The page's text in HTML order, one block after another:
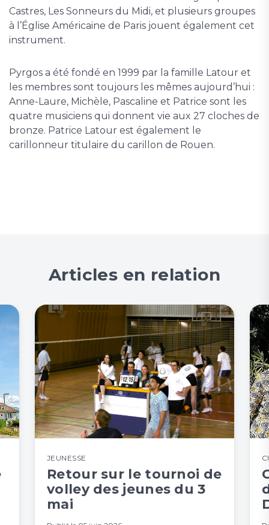
Castres, Les Sonneurs du Midi, et plusieurs groupes
à l’Église Américaine de Paris jouent également cet
instrument.
Pyrgos a été fondé en 1999 par la famille Latour et
les membres sont toujours les mêmes aujourd’hui :
Anne-Laure, Michèle, Pascaline et Patrice sont les
quatre musiciens qui donnent vie aux 27 cloches de
bronze. Patrice Latour est également le
carillonneur titulaire du carillon de Rouen.
Articles en relation
JEUNESSE
Retour sur le tournoi de
volley des jeunes du 3
mai